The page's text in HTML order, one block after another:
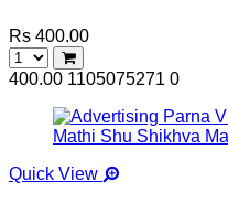
Rs 400.00
400.00 1105075271 0
Quick View